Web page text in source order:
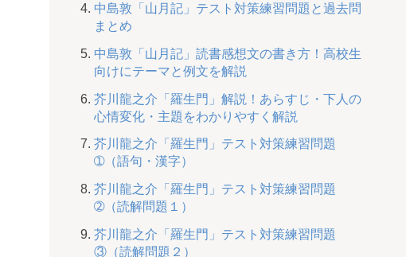
中島敦「山月記」テスト対策練習問題と過去問
まとめ
中島敦「山月記」読書感想文の書き方！高校生
向けにテーマと例文を解説
芥川龍之介「羅生門」解説！あらすじ・下人の
心情変化・主題をわかりやすく解説
芥川龍之介「羅生門」テスト対策練習問題
➀（語句・漢字）
芥川龍之介「羅生門」テスト対策練習問題
➁（読解問題１）
芥川龍之介「羅生門」テスト対策練習問題
③（読解問題２）